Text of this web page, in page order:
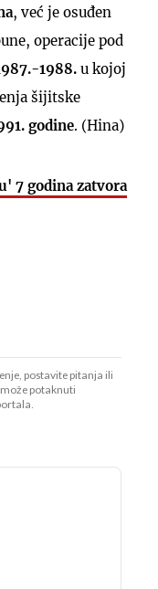
, već je osuđen
operacije pod
1988. u kojoj
šijitske
godine. (Hina)
7 godina zatvora
postavite pitanja ili
potaknuti